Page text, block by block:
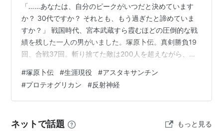
る。講談の題材として好まれ、講談が広く親しまれた娯
楽であった時代にはそれを通して宮本武蔵、伊東一刀斎
らとともによく知られていた。実話か否かは不明である
が、勝負をしようと血気立つ相手を誘導し、離れ島に置
き去りにしてしまうエピソードなど、勝負事の戒めとし
て説話されることがある。なお、宮本武蔵が切りかかっ
てきたのを鍋の蓋で受け止めた、という話については、
両者は同時代の人物ではなくあきらかに空想である。
小説・テレビ時代となってからは作品数が、たとえば宮
「……あなたは、自分のピークがいつだと決めています
か？ 30代ですか？ それとも、もう過ぎたと諦めていま
すか？」 戦国時代、宮本武蔵すら霞むほどの圧倒的な戦
績を残した一人の男がいました。塚原卜伝。真剣勝負19
回、合戦37回。斬り捨てた敵は200人を超えながら、自
も受けなかったという「怪物」です。
#塚原卜伝 #生涯現役 #アスタキサンチン
#プロテオグリカン #反射神経
ネットで話題 もっと見る